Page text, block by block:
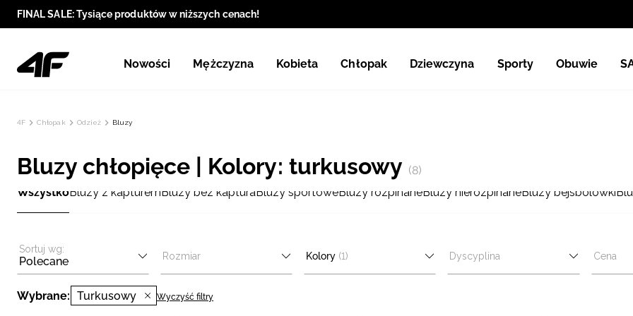
FINAL SALE: Tysiące produktów w niższych cenach!
Nowości Mężczyzna Kobieta Chłopak Dziewczyna Sporty Obuwie
4F Chłopak Odzież Bluzy
Bluzy chłopięce | Kolory: turkusowy (8)
WszystkoBluzy z kapturemBluzy bez kapturaBluzy sportoweBluzy rozpinaneBluzy nierozpinaneBluzy bejsbolówki
Sortuj wg:
Polecane Rozmiar Kolory (1) Dyscyplina Cena
Wybrane: Turkusowy Wyczyść filtry